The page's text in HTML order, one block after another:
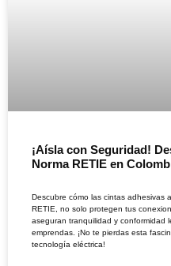
¡Aísla con Seguridad!
Norma RETIE en
Descubre cómo las cintas adhesivas
RETIE, no solo protegen tus
aseguran tranquilidad y conformidad
emprendas. ¡No te pierdas esta
tecnología eléctrica!